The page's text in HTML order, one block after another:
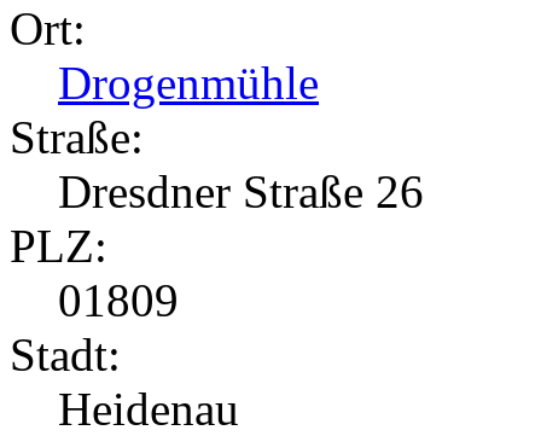
Ort:
Drogenmühle
Straße:
Dresdner Straße 26
PLZ:
01809
Stadt:
Heidenau